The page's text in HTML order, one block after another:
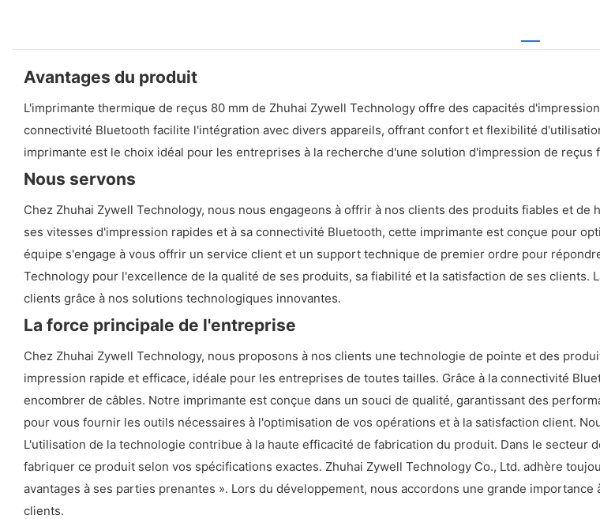
Avantages du produit
L'imprimante thermique de reçus 80 mm de Zhuhai Zywell Technology offre des capacités
connectivité Bluetooth facilite l'intégration avec divers appareils, offrant confort et flexibilité
imprimante est le choix idéal pour les entreprises à la recherche d'une solution d'impression de reçus
Nous servons
Chez Zhuhai Zywell Technology, nous nous engageons à offrir à nos clients des produits fiables et
ses vitesses d'impression rapides et à sa connectivité Bluetooth, cette imprimante est conçue pour
équipe s'engage à vous offrir un service client et un support technique de premier ordre pour
Technology pour l'excellence de la qualité de ses produits, sa fiabilité et la satisfaction de ses
clients grâce à nos solutions technologiques innovantes.
La force principale de l'entreprise
Chez Zhuhai Zywell Technology, nous proposons à nos clients une technologie de pointe et des
impression rapide et efficace, idéale pour les entreprises de toutes tailles. Grâce à la connectivité
encombrer de câbles. Notre imprimante est conçue dans un souci de qualité, garantissant des
pour vous fournir les outils nécessaires à l'optimisation de vos opérations et à la satisfaction client.
L'utilisation de la technologie contribue à la haute efficacité de fabrication du produit. Dans le
fabriquer ce produit selon vos spécifications exactes. Zhuhai Zywell Technology Co., Ltd. adhère
avantages à ses parties prenantes ». Lors du développement, nous accordons une grande
clients.